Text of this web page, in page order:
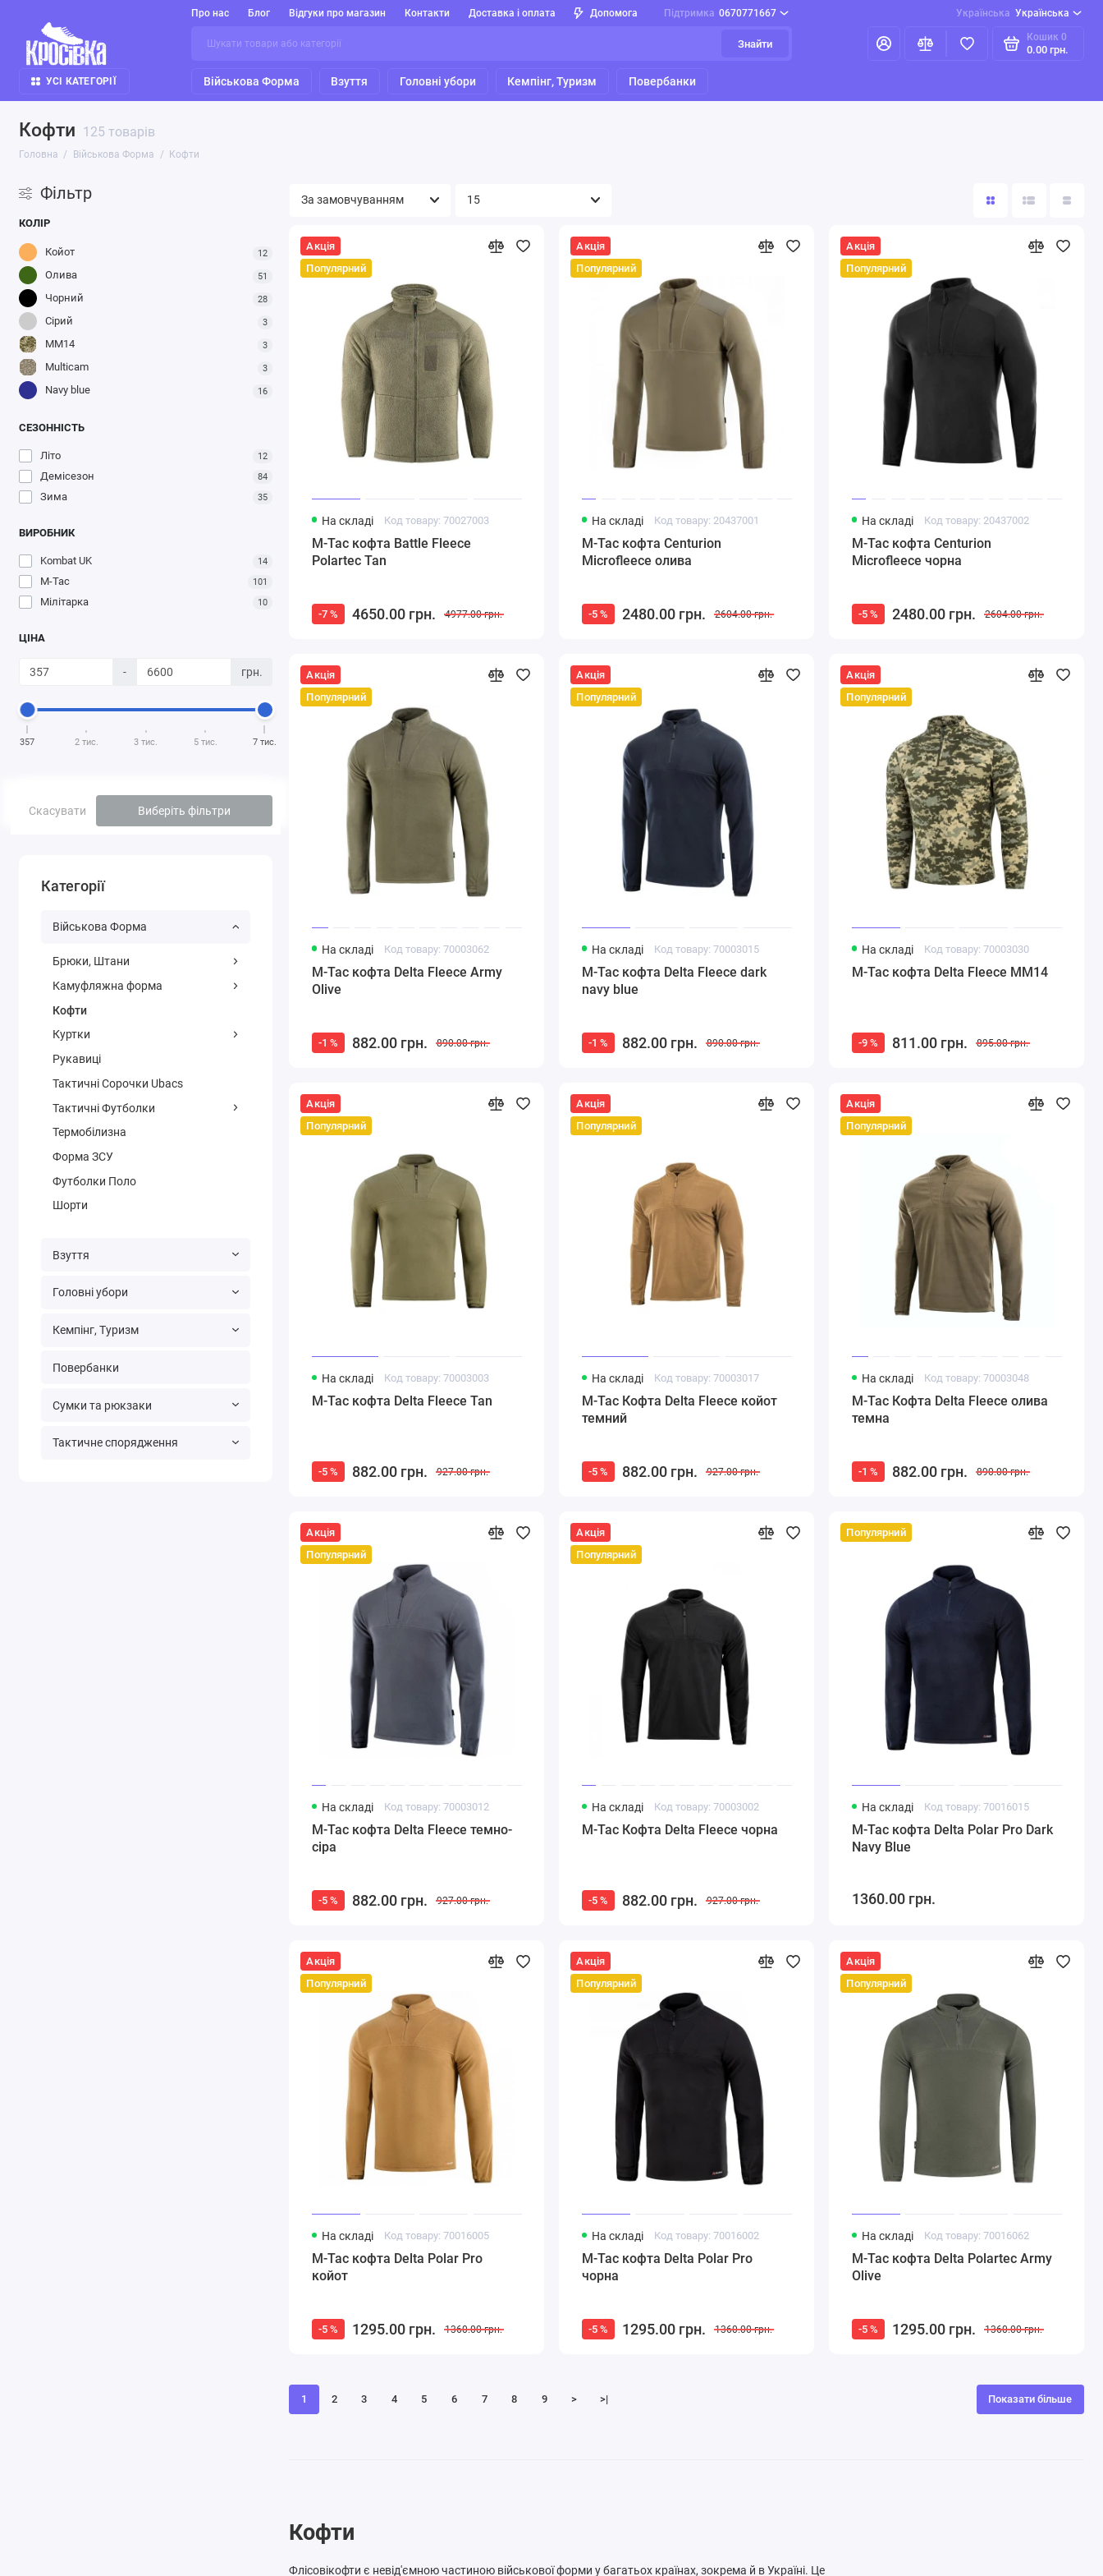
Про нас Блог Відгуки про магазин Контакти Доставка і оплата Допомога Підтримка 0670771667 Українська Українська
Знайти
Кошик 0
0.00 грн.
УСІ КАТЕГОРІЇ Військова Форма Взуття Головні убори Кемпінг, Туризм Повербанки
Кофти 125 товарів
Головна Військова Форма Кофти
Фільтр
КОЛІР
Койот 12
Олива 51
Чорний 28
Сірий 3
ММ14 3
Multicam 3
Navy blue 16
СЕЗОННІСТЬ
Літо 12
Демісезон 84
Зима 35
ВИРОБНИК
Kombat UK 14
M-Tac 101
Мілітарка 10
ЦІНА
- грн.
357 2 тис. 3 тис. 5 тис. 7 тис.
Скасувати Виберіть фільтри
Категорії
Військова Форма
Брюки, Штани
Камуфляжна форма
Кофти
Куртки
Рукавиці
Тактичні Сорочки Ubacs
Тактичні Футболки
Термобілизна
Форма ЗСУ
Футболки Поло
Шорти
Взуття
Головні убори
Кемпінг, Туризм
Повербанки
Сумки та рюкзаки
Тактичне спорядження
Акція
Популярний
На складі Код товару: 70027003
M-Tac кофта Battle Fleece
Polartec Tan
-7 % 4650.00 грн. 4977.00 грн.
Акція
Популярний
На складі Код товару: 20437001
M-Tac кофта Centurion
Microfleece олива
-5 % 2480.00 грн. 2604.00 грн.
Акція
Популярний
На складі Код товару: 20437002
M-Tac кофта Centurion
Microfleece чорна
-5 % 2480.00 грн. 2604.00 грн.
Акція
Популярний
На складі Код товару: 70003062
M-Tac кофта Delta Fleece Army
Olive
-1 % 882.00 грн. 890.00 грн.
Акція
Популярний
На складі Код товару: 70003015
M-Tac кофта Delta Fleece dark
navy blue
-1 % 882.00 грн. 890.00 грн.
Акція
Популярний
На складі Код товару: 70003030
M-Tac кофта Delta Fleece MM14
-9 % 811.00 грн. 895.00 грн.
Акція
Популярний
На складі Код товару: 70003003
M-Tac кофта Delta Fleece Tan
-5 % 882.00 грн. 927.00 грн.
Акція
Популярний
На складі Код товару: 70003017
M-Tac Кофта Delta Fleece койот
темний
-5 % 882.00 грн. 927.00 грн.
Акція
Популярний
На складі Код товару: 70003048
M-Tac Кофта Delta Fleece олива
темна
-1 % 882.00 грн. 890.00 грн.
Акція
Популярний
На складі Код товару: 70003012
M-Tac кофта Delta Fleece темно-
сіра
-5 % 882.00 грн. 927.00 грн.
Акція
Популярний
На складі Код товару: 70003002
M-Tac Кофта Delta Fleece чорна
-5 % 882.00 грн. 927.00 грн.
Популярний
На складі Код товару: 70016015
M-Tac кофта Delta Polar Pro Dark
Navy Blue
1360.00 грн.
Акція
Популярний
На складі Код товару: 70016005
M-Tac кофта Delta Polar Pro
койот
-5 % 1295.00 грн. 1360.00 грн.
Акція
Популярний
На складі Код товару: 70016002
M-Tac кофта Delta Polar Pro
чорна
-5 % 1295.00 грн. 1360.00 грн.
Акція
Популярний
На складі Код товару: 70016062
M-Tac кофта Delta Polartec Army
Olive
-5 % 1295.00 грн. 1360.00 грн.
1 2 3 4 5 6 7 8 9 > >| Показати більше
Кофти
Флісовікофти є невід'ємною частиною військової форми у багатьох країнах, зокрема й в Україні. Це